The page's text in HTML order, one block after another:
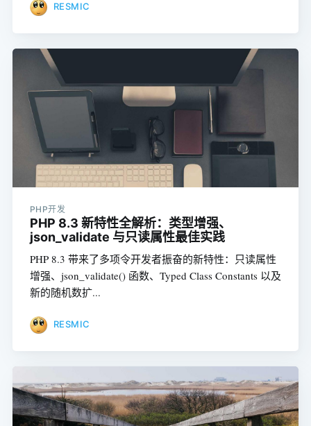
RESMIC
PHP开发
PHP 8.3 新特性全解析：类型增强、
json_validate 与只读属性最佳实践
PHP 8.3 带来了多项令开发者振奋的新特性：只读属性
增强、json_validate() 函数、Typed Class Constants 以及
新的随机数扩...
RESMIC